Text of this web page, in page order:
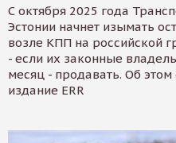
С октября 2025 года
Эстонии начнет изымать
возле КПП на российской
- если их законные
месяц - продавать. Об
издание ERR